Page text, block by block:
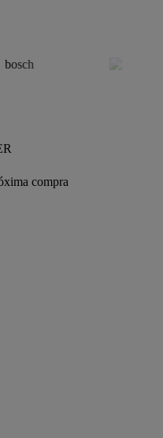
compra